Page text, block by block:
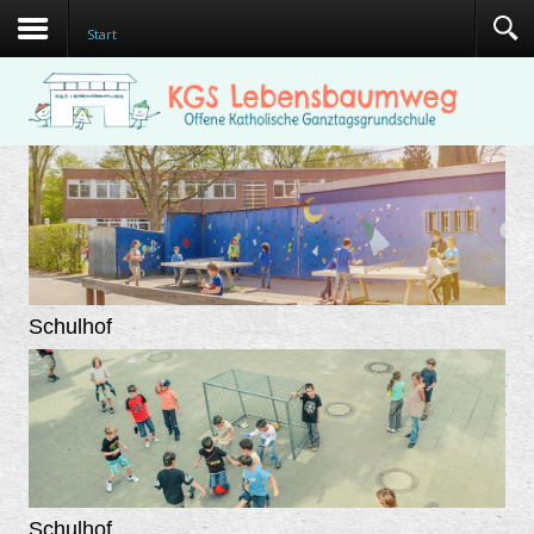
Start
Schulhof